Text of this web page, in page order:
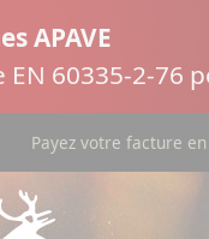
APAVE
60335-2-
Payez votre facture